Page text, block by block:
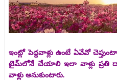
ఇంట్లో పెద్దవాళ్లు ఉంటే ఏవేవో
టైమ్‌లోనే చేయాలి ఇలా వాళ్లు ప్రతి
వాళ్లు అనుకుంటారు.